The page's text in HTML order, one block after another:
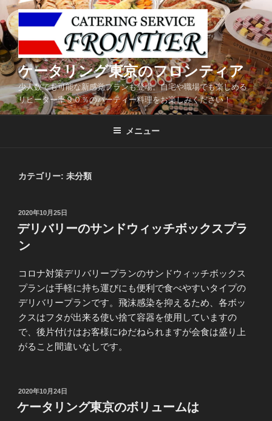
コ
ン
テ
ン
ツ
へ
キ
ケータリング東京のフロンティア
少人数でも可能な新感覚プランも登場。自宅や職場でも楽しめる
リピーター率９０％のパーティー料理をお楽しみください！
メニュー
カテゴリー: 未分類
投
稿
日:
2020年10月25日
デリバリーのサンドウィッチボックスプラ
ン
コロナ対策デリバリープランのサンドウィッチボックス
プランは手軽に持ち運びにも便利で食べやすいタイプの
デリバリープランです。飛沫感染を抑えるため、各ボッ
クスはフタが出来る使い捨て容器を使用していますの
で、後片付けはお客様にゆだねられますが会食は盛り上
がること間違いなしです。
投
稿
日:
2020年10月24日
ケータリング東京のボリュームは